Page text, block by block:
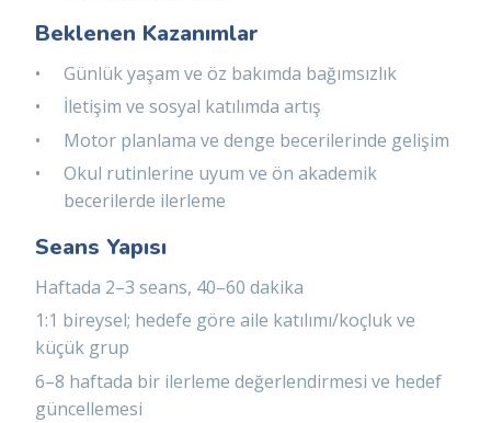
Beklenen Kazanımlar
Günlük yaşam ve öz bakımda bağımsızlık
İletişim ve sosyal katılımda artış
Motor planlama ve denge becerilerinde gelişim
Okul rutinlerine uyum ve ön akademik
becerilerde ilerleme
Seans Yapısı
Haftada 2–3 seans, 40–60 dakika
1:1 bireysel; hedefe göre aile katılımı/koçluk ve
küçük grup
6–8 haftada bir ilerleme değerlendirmesi ve hedef
güncellemesi